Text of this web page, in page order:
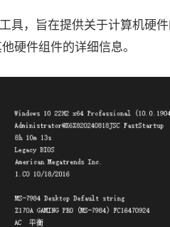
具，旨在提供关于计算机硬
硬件组件的详细信息。